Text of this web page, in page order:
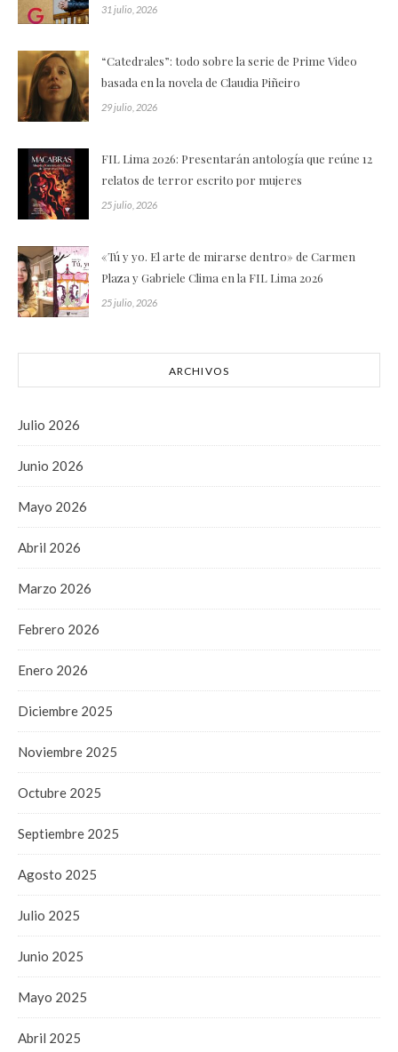
31 julio, 2026
“Catedrales”: todo sobre la serie de Prime Video
basada en la novela de Claudia Piñeiro
29 julio, 2026
FIL Lima 2026: Presentarán antología que reúne 12
relatos de terror escrito por mujeres
25 julio, 2026
«Tú y yo. El arte de mirarse dentro» de Carmen
Plaza y Gabriele Clima en la FIL Lima 2026
25 julio, 2026
ARCHIVOS
Julio 2026
Junio 2026
Mayo 2026
Abril 2026
Marzo 2026
Febrero 2026
Enero 2026
Diciembre 2025
Noviembre 2025
Octubre 2025
Septiembre 2025
Agosto 2025
Julio 2025
Junio 2025
Mayo 2025
Abril 2025